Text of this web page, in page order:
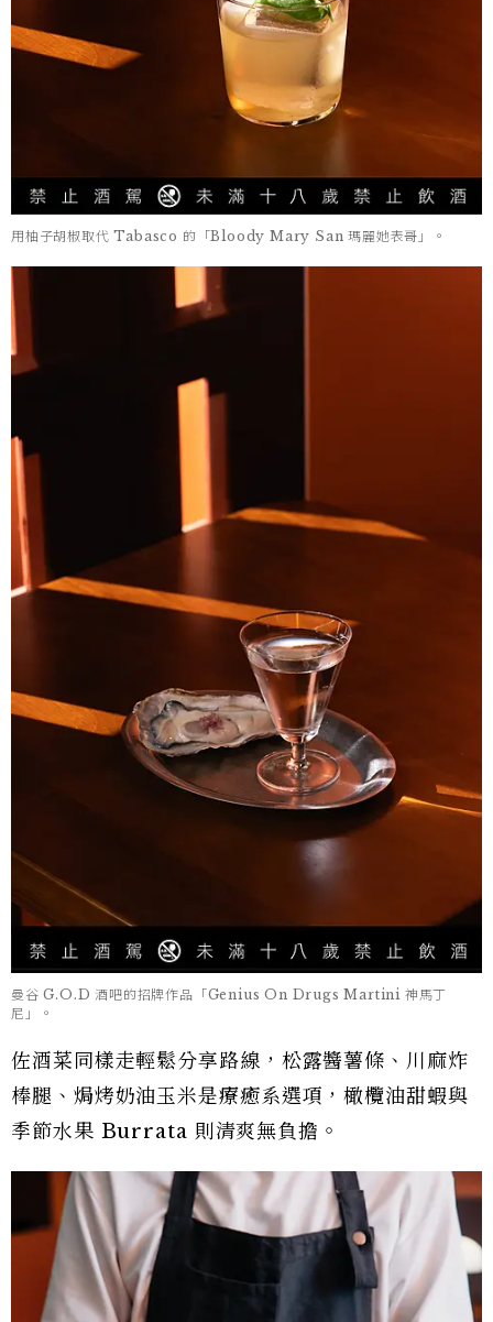
用柚子胡椒取代 Tabasco 的「Bloody Mary San 瑪麗她表哥」。
曼谷 G.O.D 酒吧的招牌作品「Genius On Drugs Martini 神馬丁
尼」。
佐酒菜同樣走輕鬆分享路線，松露醬薯條、川麻炸
棒腿、焗烤奶油玉米是療癒系選項，橄欖油甜蝦與
季節水果 Burrata 則清爽無負擔。